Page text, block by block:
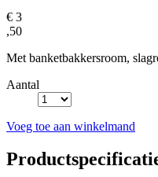
€ 3
,50
Met banketbakkersroom,
Aantal
Voeg toe aan winkelmand